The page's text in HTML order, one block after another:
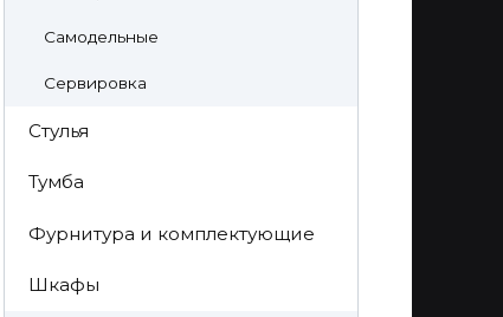
Самодельные
Сервировка
Стулья
Тумба
Фурнитура и комплектующие
Шкафы